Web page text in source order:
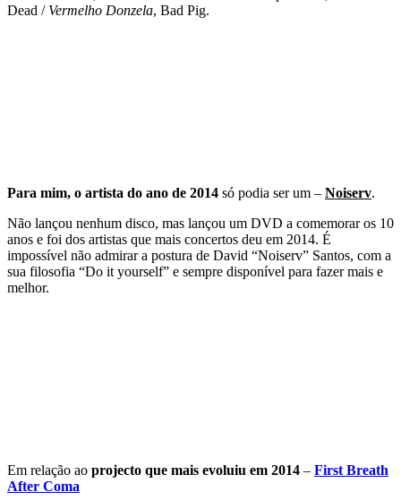
Dead / Vermelho Donzela, Bad Pig.
Para mim, o artista do ano de 2014 só podia ser um – Noiserv.
Não lançou nenhum disco, mas lançou um DVD a comemorar os 10
anos e foi dos artistas que mais concertos deu em 2014. É
impossível não admirar a postura de David “Noiserv” Santos, com a
sua filosofia “Do it yourself” e sempre disponível para fazer mais e
melhor.
Em relação ao projecto que mais evoluiu em 2014 – First Breath
After Coma